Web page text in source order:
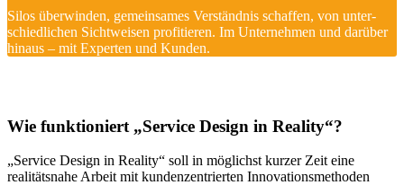
Silos überwinden, gemeinsames Verständnis schaffen, von unter­
schiedlichen Sichtweisen profitieren. Im Unternehmen und darüber
hinaus – mit Experten und Kunden.
Wie funktioniert „Service Design in Reality“?
„Service Design in Reality“ soll in möglichst kurzer Zeit eine
realitätsnahe Arbeit mit kundenzentrierten Innovationsmethoden